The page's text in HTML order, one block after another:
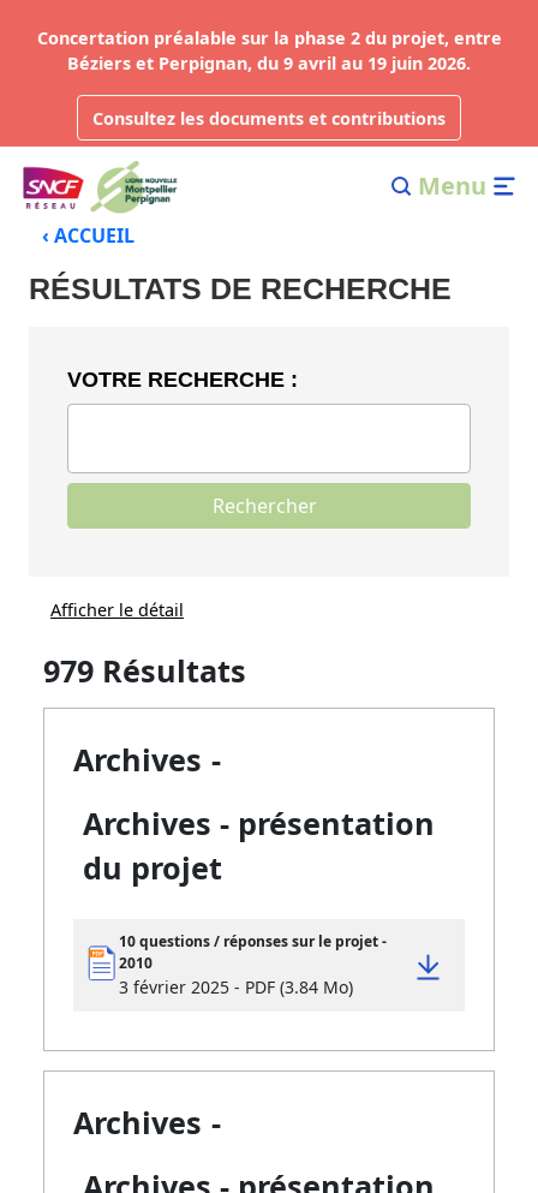
Concertation préalable sur la phase 2 du projet, entre
Béziers et Perpignan, du 9 avril au 19 juin 2026.
Consultez les documents et contributions
Menu
‹ ACCUEIL
RÉSULTATS DE RECHERCHE
VOTRE RECHERCHE :
Rechercher
Afficher le détail
979 Résultats
Archives -
Archives - présentation
du projet
10 questions / réponses sur le projet -
2010
3 février 2025 - PDF (3.84 Mo)
Archives -